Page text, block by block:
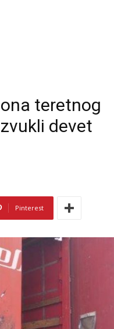
teretnog
devet
Pinterest